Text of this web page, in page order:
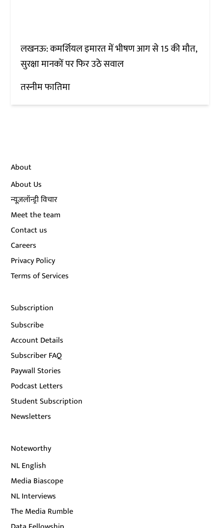
लखनऊ: कमर्शियल इमारत में भीषण आग से 15 की मौत,
सुरक्षा मानकों पर फिर उठे सवाल
तस्नीम फातिमा
About
About Us
न्यूज़लॉन्ड्री विचार
Meet the team
Contact us
Careers
Privacy Policy
Terms of Services
Subscription
Subscribe
Account Details
Subscriber FAQ
Paywall Stories
Podcast Letters
Student Subscription
Newsletters
Noteworthy
NL English
Media Biascope
NL Interviews
The Media Rumble